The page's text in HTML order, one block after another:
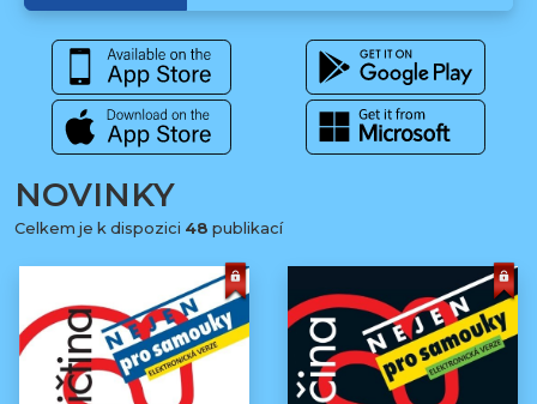
NOVINKY
Celkem je k dispozici 48 publikací